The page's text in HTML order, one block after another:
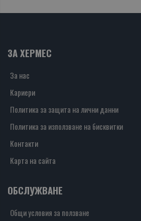
ЗА ХЕРМЕС
За нас
Кариери
Политика за защита на лични данни
Политика за използване на бисквитки
Контакти
Карта на сайта
ОБСЛУЖВАНЕ
Общи условия за ползване